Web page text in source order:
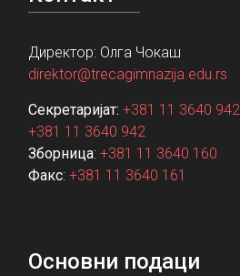
Директор: Олга Чокаш
direktor@trecagimnazija.edu.rs
Секретаријат: +381 11 3640 942
+381 11 3640 942
Зборница:+381 11 3640 160
Факс:+381 11 3640 161
Основни подаци